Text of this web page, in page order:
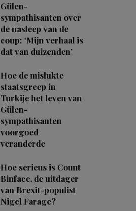
Gülen-
sympathisanten over
de nasleep van de
coup: ‘Mijn verhaal is
dat van duizenden’
Hoe de mislukte
staatsgreep in
Turkije het leven van
Gülen-
sympathisanten
voorgoed
veranderde
Hoe serieus is Count
Binface, de uitdager
van Brexit-populist
Nigel Farage?